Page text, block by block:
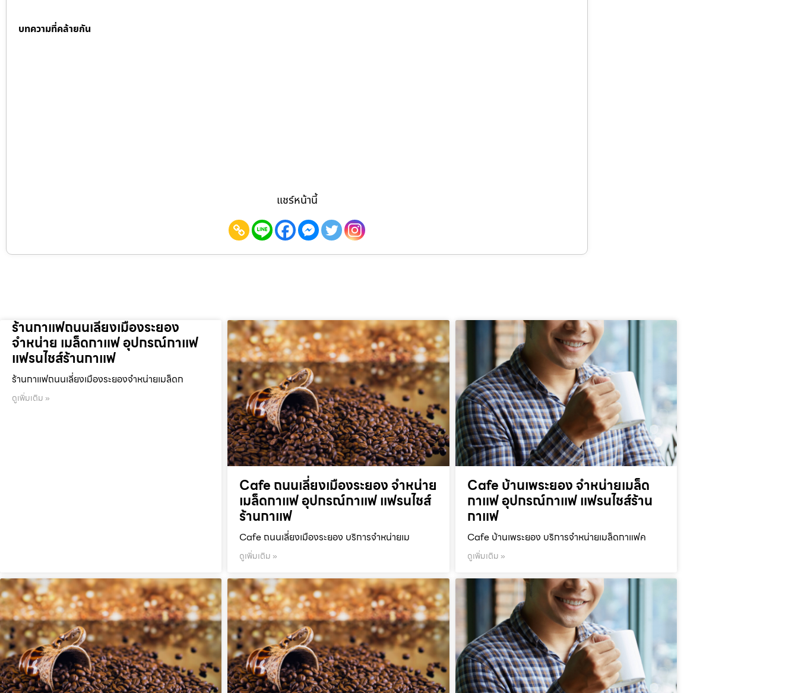
บทความที่คล้ายกัน
แชร์หน้านี้
ร้านกาแฟถนนเลี่ยงเมืองระยอง
จำหน่าย เมล็ดกาแฟ อุปกรณ์กาแฟ
แฟรนไชส์ร้านกาแฟ
ร้านกาแฟถนนเลี่ยงเมืองระยองจำหน่ายเมล็ดก
ดูเพิ่มเติม »
Cafe ถนนเลี่ยงเมืองระยอง จำหน่าย
เมล็ดกาแฟ อุปกรณ์กาแฟ แฟรนไชส์
ร้านกาแฟ
Cafe ถนนเลี่ยงเมืองระยอง บริการจำหน่ายเม
ดูเพิ่มเติม »
Cafe บ้านเพระยอง จำหน่ายเมล็ด
กาแฟ อุปกรณ์กาแฟ แฟรนไชส์ร้าน
กาแฟ
Cafe บ้านเพระยอง บริการจำหน่ายเมล็ดกาแฟค
ดูเพิ่มเติม »